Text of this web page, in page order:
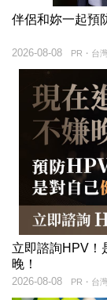
伴侶和妳一起預
PR・台
2026-08-08
立即諮詢HPV！
晚！
PR・台
2026-08-08